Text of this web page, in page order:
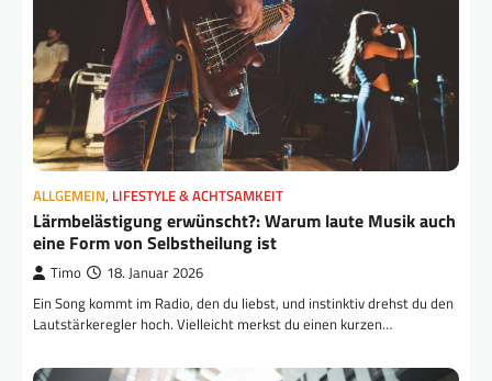
ALLGEMEIN, LIFESTYLE & ACHTSAMKEIT
Lärmbelästigung erwünscht?: Warum laute Musik auch
eine Form von Selbstheilung ist
Timo 18. Januar 2026
Ein Song kommt im Radio, den du liebst, und instinktiv drehst du den
Lautstärkeregler hoch. Vielleicht merkst du einen kurzen…